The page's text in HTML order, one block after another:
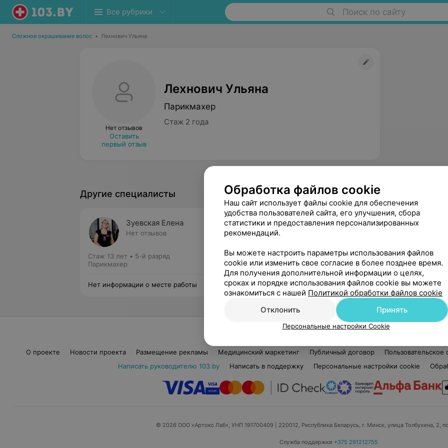
Все рубрики Поиск по сайту
Сложное окрашивание волос • Лехнович Ульяна
Нет отзывов
Оставить
первый отзыв
Лехнович Ульяна
Парикмахер
Стаж 2 года
Другие специалисты
Зуевская Елена
Нет отзывов
Стаж 13 лет • 5-й разряд
Парикмахер
Нет информации о месте работы
Сосновская Марина
Стаж 4 года
Парикмахер
Нет информации о месте работы
О проекте Новости проекта Размещение рекламы Медицинский маркетинг Публичный договор Пользовательское
Написать руководителю 103.by
Написать в поддержку Персональные настройки cookie
© 2026 ООО «Артокс Лаб», УНП 191700409 | 220012, Республика Беларусь, г. Минск, улица Толбухина, 2,
Служба поддержки +375 291212755
Обработка файлов cookie
Наш сайт использует файлы cookie для обеспечения
удобства пользователей сайта, его улучшения, сбора
статистики и предоставления персонализированных
рекомендаций.
Вы можете настроить параметры использования файлов
cookie или изменить свое согласие в более позднее время.
Для получения дополнительной информации о целях,
сроках и порядке использования файлов cookie вы можете
ознакомиться с нашей Политикой обработки файлов cookie
Отклонить
Принять
Персональные настройки Cookie